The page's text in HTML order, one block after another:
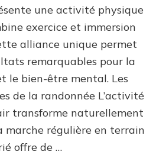
une activité physique
exercice et immersion
alliance unique permet
remarquables pour la
le bien-être mental. Les
de la randonnée L’activité
transforme naturellement
marche régulière en terrain
offre de …